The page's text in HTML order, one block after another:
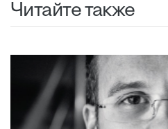
Читайте также